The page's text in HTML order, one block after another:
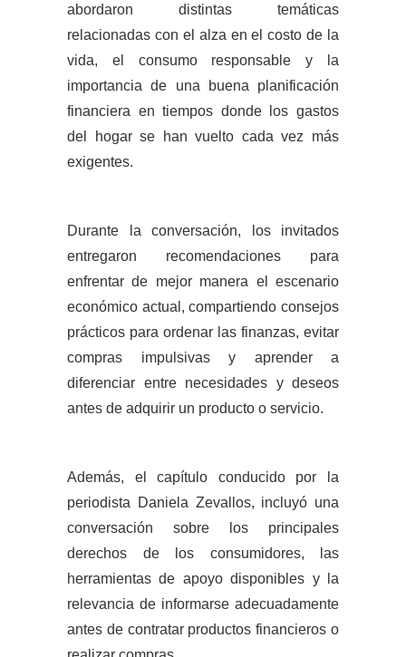
abordaron distintas temáticas
relacionadas con el alza en el costo de la
vida, el consumo responsable y la
importancia de una buena planificación
financiera en tiempos donde los gastos
del hogar se han vuelto cada vez más
exigentes.
Durante la conversación, los invitados
entregaron recomendaciones para
enfrentar de mejor manera el escenario
económico actual, compartiendo consejos
prácticos para ordenar las finanzas, evitar
compras impulsivas y aprender a
diferenciar entre necesidades y deseos
antes de adquirir un producto o servicio.
Además, el capítulo conducido por la
periodista Daniela Zevallos, incluyó una
conversación sobre los principales
derechos de los consumidores, las
herramientas de apoyo disponibles y la
relevancia de informarse adecuadamente
antes de contratar productos financieros o